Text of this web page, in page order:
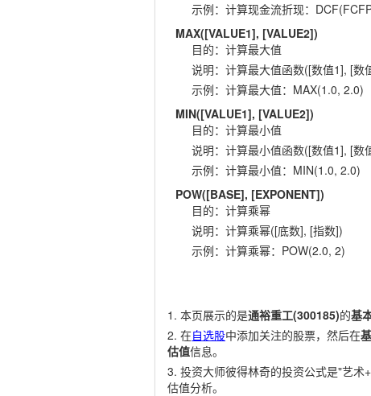
示例： 计算现金流折现：
MAX([VALUE1], [VALUE2])
目的： 计算最大值
说明： 计算最大值函数([数值1], [数
示例： 计算最大值：MAX(1.0, 2.0)
MIN([VALUE1], [VALUE2])
目的： 计算最小值
说明： 计算最小值函数([数值1], [数
示例： 计算最小值：MIN(1.0, 2.0)
POW([BASE], [EXPONENT])
目的： 计算乘幂
说明： 计算乘幂([底数], [指数])
示例： 计算乘幂：POW(2.0, 2)
本页展示的是通裕重工(300185)的基
在自选股中添加关注的股票，然后在
估值信息。
投资大师彼得林奇的投资公式是"艺术
估值分析。